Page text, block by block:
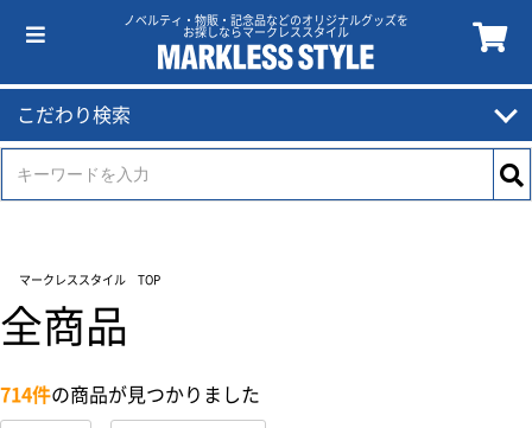
ノベルティ・物販・記念品などのオリジナルグッズを
お探しならマークレススタイル
こだわり検索
マークレススタイル TOP
全商品
714件の商品が見つかりました